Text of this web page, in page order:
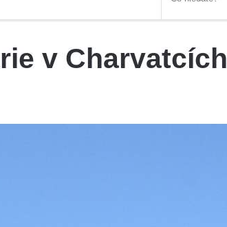
v Charvatcích